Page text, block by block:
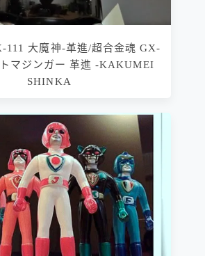
111 大魔神-革進/超合金魂 GX-
マジンガー 革進 -KAKUMEI
SHINKA